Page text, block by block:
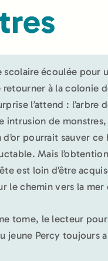
scolaire écoulée pour
à la colonie
l’attend : l’arbre
intrusion de
pourrait sauver ce
Mais
est loin d’être
le chemin vers la mer
tome, le lecteur
jeune Percy toujours